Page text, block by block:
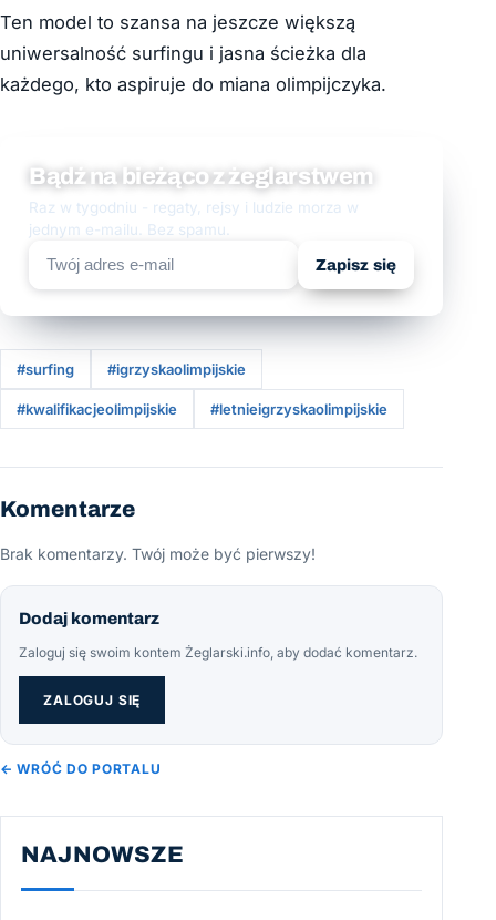
Ten model to szansa na jeszcze większą
uniwersalność surfingu i jasna ścieżka dla
każdego, kto aspiruje do miana olimpijczyka.
Bądź na bieżąco z żeglarstwem
Raz w tygodniu - regaty, rejsy i ludzie morza w
jednym e-mailu. Bez spamu.
Zapisz się
#surfing #igrzyskaolimpijskie
#kwalifikacjeolimpijskie #letnieigrzyskaolimpijskie
Komentarze
Brak komentarzy. Twój może być pierwszy!
Dodaj komentarz
Zaloguj się swoim kontem Żeglarski.info, aby dodać komentarz.
ZALOGUJ SIĘ
← WRÓĆ DO PORTALU
NAJNOWSZE